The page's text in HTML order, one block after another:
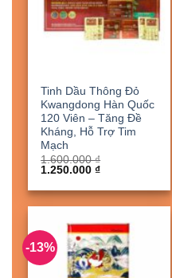
Tinh Dầu Thông Đỏ
Kwangdong Hàn Quốc
120 Viên – Tăng Đề
Kháng, Hỗ Trợ Tim
Mạch
1.600.000₫
Giá
là:
1.600.000 ₫.
1.250.000₫Giá
tại
là:
-13%